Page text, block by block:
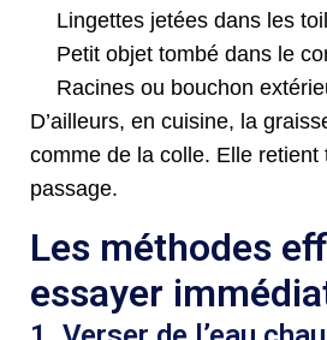
Lingettes jetées dans les
Petit objet tombé dans le
Racines ou bouchon
D’ailleurs, en cuisine, la
comme de la colle. Elle retient
passage.
Les méthodes
essayer